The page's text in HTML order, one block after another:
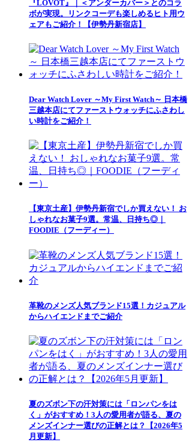
『LOVOT』｜＜アンダーカバー＞とのコラ
ボが実現。リンクコーデも楽しめるヒト用ウ
ェアもご紹介！【伊勢丹新宿店】
Dear Watch Lover ～My First Watch～ 日本橋
三越本店にてファーストウォッチにふさわし
い時計をご紹介！
【東京土産】伊勢丹新宿でしか買えない！ お
しゃれなお菓子9選。常温、日持ち◎｜
FOODIE（フーディー）
革靴のメンズ人気ブランド15選！カジュアル
からハイエンドまでご紹介
夏のズボン下の汗対策には「ロンパンをは
く」がおすすめ！3人の愛用者が語る、夏の
メンズインナー選びの正解とは？【2026年5
月更新】